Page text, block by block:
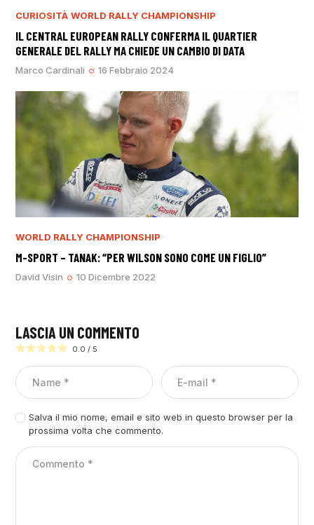
CURIOSITÀ WORLD RALLY CHAMPIONSHIP
IL CENTRAL EUROPEAN RALLY CONFERMA IL QUARTIER
GENERALE DEL RALLY MA CHIEDE UN CAMBIO DI DATA
Marco Cardinali 16 Febbraio 2024
WORLD RALLY CHAMPIONSHIP
M-SPORT – TANAK: “PER WILSON SONO COME UN FIGLIO”
David Visin 10 Dicembre 2022
LASCIA UN COMMENTO
0.0 / 5
Salva il mio nome, email e sito web in questo browser per la
prossima volta che commento.